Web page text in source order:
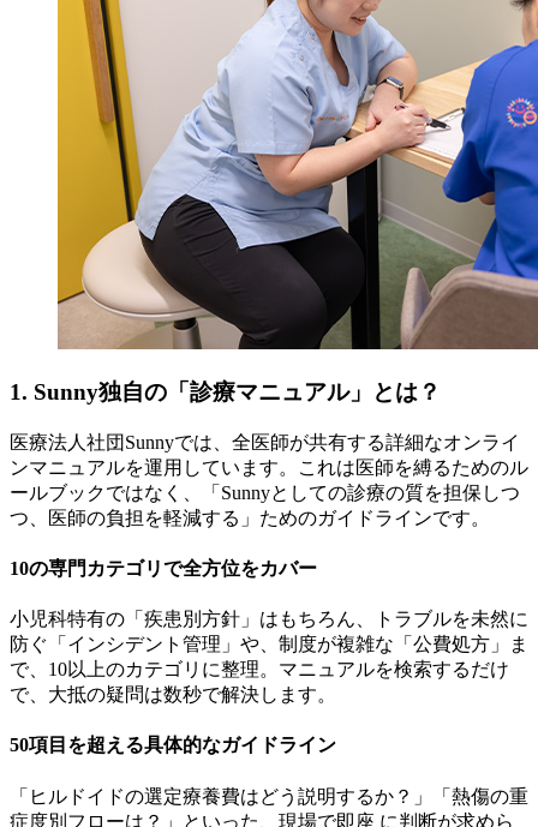
1. Sunny独自の「診療マニュアル」とは？
医療法人社団Sunnyでは、全医師が共有する詳細なオンライ
ンマニュアルを運用しています。これは医師を縛るためのル
ールブックではなく、「Sunnyとしての診療の質を担保しつ
つ、医師の負担を軽減する」ためのガイドラインです。
10の専門カテゴリで全方位をカバー
小児科特有の「疾患別方針」はもちろん、トラブルを未然に
防ぐ「インシデント管理」や、制度が複雑な「公費処方」ま
で、10以上のカテゴリに整理。マニュアルを検索するだけ
で、大抵の疑問は数秒で解決します。
50項目を超える具体的なガイドライン
「ヒルドイドの選定療養費はどう説明するか？」「熱傷の重
症度別フローは？」といった、現場で即座 に判断が求めら